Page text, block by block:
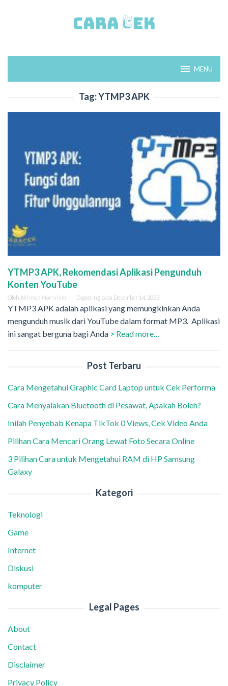
MENU
Tag:YTMP3 APK
YTMP3 APK, Rekomendasi Aplikasi Pengunduh
Konten YouTube
Oleh Akhmad Norrahim Diposting pada Desember 14, 2023
YTMP3 APK adalah aplikasi yang memungkinkan Anda
mengunduh musik dari YouTube dalam format MP3. Aplikasi
ini sangat berguna bagi Anda > Read more…
Post Terbaru
Cara Mengetahui Graphic Card Laptop untuk Cek Performa
Cara Menyalakan Bluetooth di Pesawat, Apakah Boleh?
Inilah Penyebab Kenapa TikTok 0 Views, Cek Video Anda
Pilihan Cara Mencari Orang Lewat Foto Secara Online
3 Pilihan Cara untuk Mengetahui RAM di HP Samsung
Galaxy
Kategori
Teknologi
Game
Internet
Diskusi
komputer
Legal Pages
About
Contact
Disclaimer
Privacy Policy